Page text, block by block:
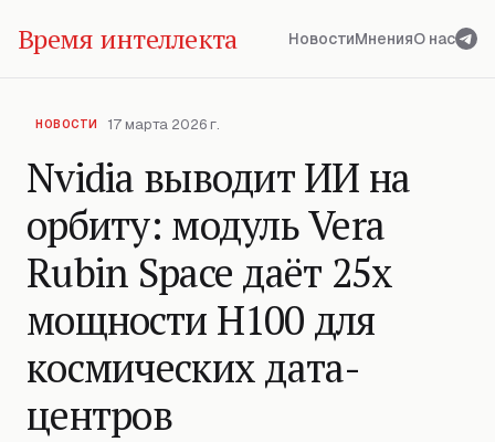
Время интеллекта НовостиМненияО нас
НОВОСТИ 17 марта 2026 г.
Nvidia выводит ИИ на
орбиту: модуль Vera
Rubin Space даёт 25x
мощности H100 для
космических дата-
центров